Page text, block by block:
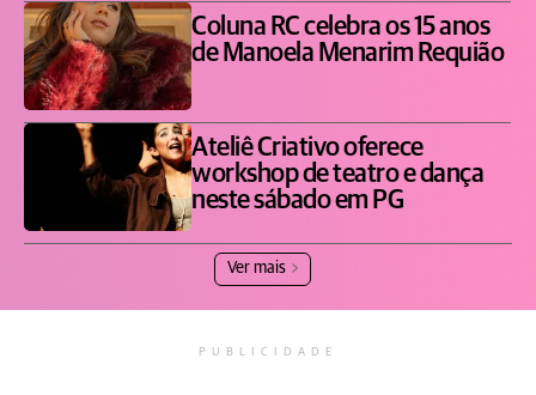
Coluna RC celebra os 15 anos
de Manoela Menarim Requião
Ateliê Criativo oferece
workshop de teatro e dança
neste sábado em PG
Ver mais
PUBLICIDADE